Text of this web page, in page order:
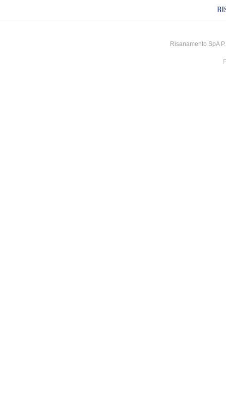
Risanamento SpA